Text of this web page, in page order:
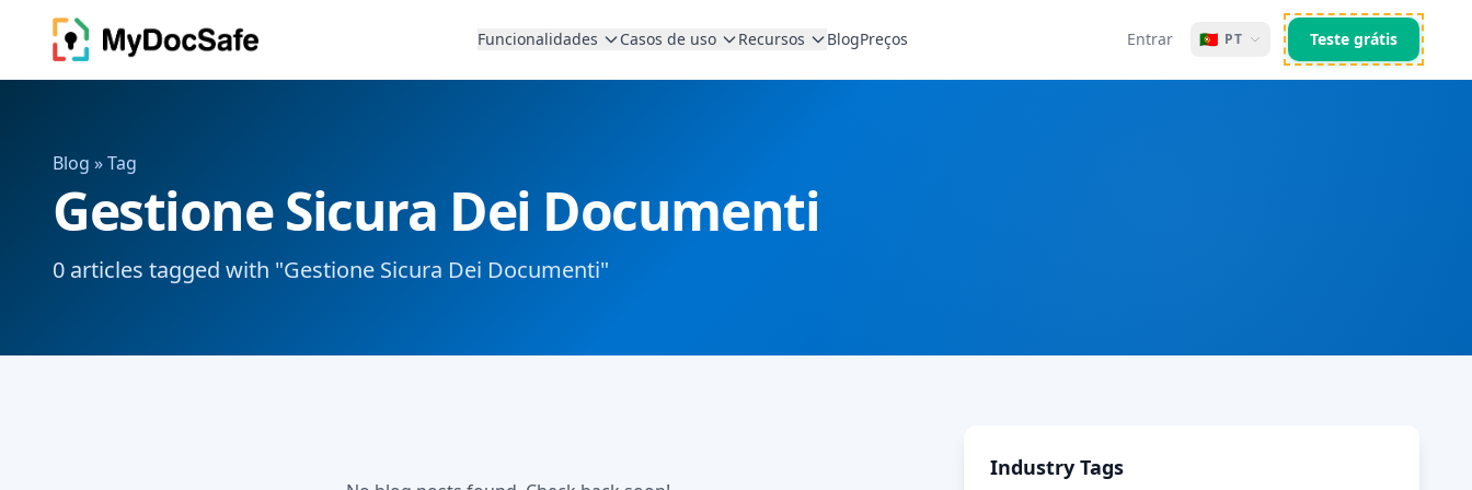
Funcionalidades Casos de uso Recursos BlogPreços Entrar 🇵🇹 PT Teste grátis
Blog » Tag
Gestione Sicura Dei Documenti
0 articles tagged with "Gestione Sicura Dei Documenti"
Industry Tags